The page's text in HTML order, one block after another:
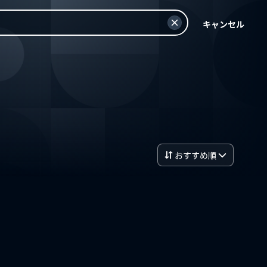
キャンセル
おすすめ順